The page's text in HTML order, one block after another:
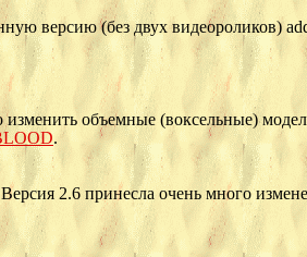
версию (без двух видеороликов)
изменить объемные (воксельные)
.
2.6 принесла очень много